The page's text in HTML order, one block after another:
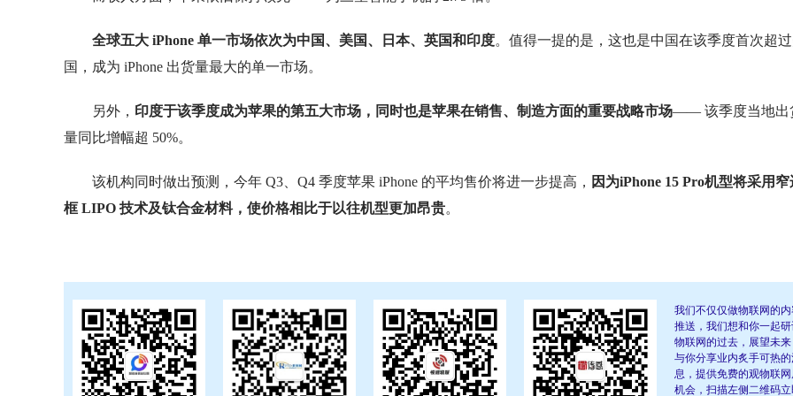
全球五大 iPhone 单一市场依次为中国、美国、日本、英国和印度。值得一提的是，这也是中国在该季度首次超
国，成为 iPhone 出货量最大的单一市场。
另外， 印度于该季度成为苹果的第五大市场，同时也是苹果在销售、制造方面的重要战略市场—— 该季度当地出
量同比增幅超 50%。
该机构同时做出预测，今年 Q3、Q4 季度苹果 iPhone 的平均售价将进一步提高， 因为iPhone 15 Pro机型将采用窄
框 LIPO 技术及钛合金材料，使价格相比于以往机型更加昂贵。
我们不仅仅做物联网的
推送，我们想和你一起
物联网的过去，展望未来
与你分享业内炙手可热
息，提供免费的观物联网
机会，扫描左侧二维码立